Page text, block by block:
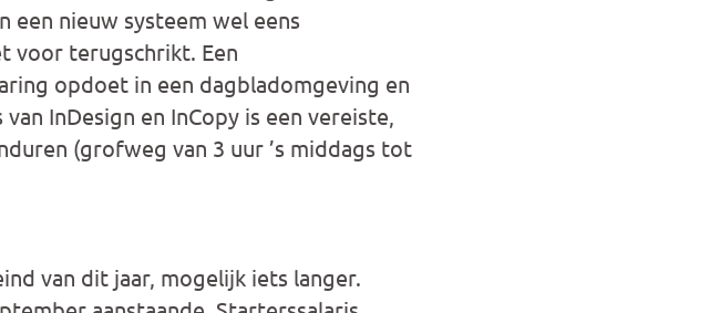
nieuw systeem wel eens
voor terugschrikt. Een
opdoet in een dagbladomgeving en
InDesign en InCopy is een vereiste,
(grofweg van 3 uur ’s middags tot
van dit jaar, mogelijk iets langer.